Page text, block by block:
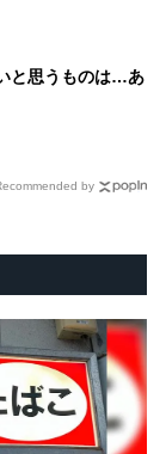
と思うものは…あ
by